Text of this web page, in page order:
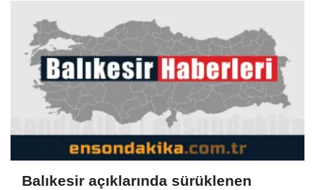
Balıkesir açıklarında sürüklenen